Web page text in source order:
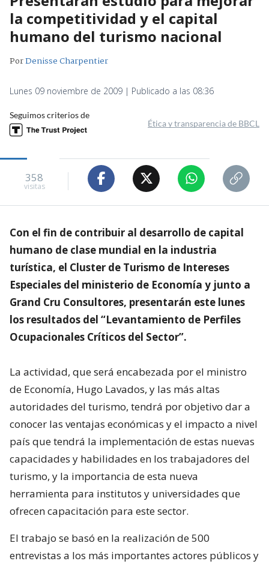
la competitividad y el capital
humano del turismo nacional
PorDenisse Charpentier
Lunes 09 noviembre de 2009 | Publicado a las 08:36
Seguimos criterios de
Ética y transparencia de BBCL
358
visitas
Con el fin de contribuir al desarrollo de capital
humano de clase mundial en la industria
turística, el Cluster de Turismo de Intereses
Especiales del ministerio de Economía y junto a
Grand Cru Consultores, presentarán este lunes
los resultados del “Levantamiento de Perfiles
Ocupacionales Críticos del Sector”.
La actividad, que será encabezada por el ministro
de Economía, Hugo Lavados, y las más altas
autoridades del turismo, tendrá por objetivo dar a
conocer las ventajas económicas y el impacto a nivel
país que tendrá la implementación de estas nuevas
capacidades y habilidades en los trabajadores del
turismo, y la importancia de esta nueva
herramienta para institutos y universidades que
ofrecen capacitación para este sector.
El trabajo se basó en la realización de 500
entrevistas a los más importantes actores públicos y